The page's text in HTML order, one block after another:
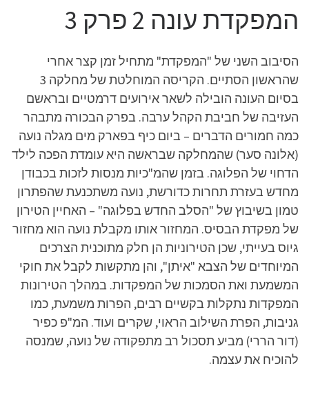
המפקדת עונה 2 פרק 3
הסיבוב השני של "המפקדת" מתחיל זמן קצר אחרי
שהראשון הסתיים. הקריסה המוחלטת של מחלקה 3
בסיום העונה הובילה לשאר אירועים דרמטיים ובראשם
העזיבה של חביבת הקהל ערבה. בפרק הבכורה מתבהר
כמה חמורים הדברים – ביום כיף בפארק מים מגלה נועה
(אלונה סער) שהמחלקה שבראשה היא עומדת הפכה לילד
הדחוי של הפלוגה. בזמן שהמ"כיות מנסות לזכות בכבודן
מחדש בעזרת תחרות כדורשת, נועה משתכנעת שהפתרון
טמון בשיבוץ של "הסלב החדש בפלוגה" – האחיין הטירון
של מפקדת הבסיס. המחזור אותו מקבלת נועה הוא מחזור
גיוס בעייתי, שכן הטירוניות הן חלק מתוכנית הצרכים
המיוחדים של הצבא "איתן", והן מתקשות לקבל את חוקי
המשמעת ואת הסמכות של המפקדות. במהלך הטירונות
המפקדות נתקלות בקשיים רבים, הפרות משמעת, כמו
גניבות, הפרת השילוב הראוי, שקרים ועוד. המ"פ כפיר
(דור הררי) מביע תסכול רב מתפקודה של נועה, שמנסה
להוכיח את עצמה.